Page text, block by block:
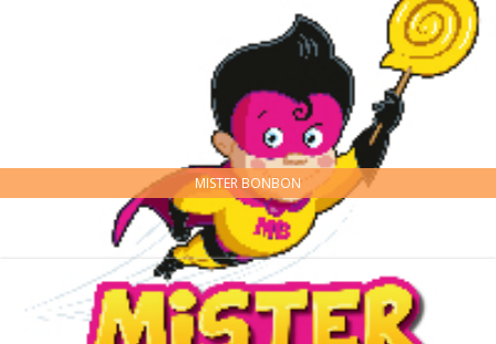
MISTER BONBON